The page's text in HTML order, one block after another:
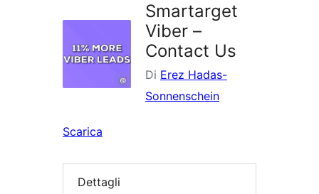
Smartarget
Viber –
Contact Us
Di Erez Hadas-
Sonnenschein
Scarica
Dettagli